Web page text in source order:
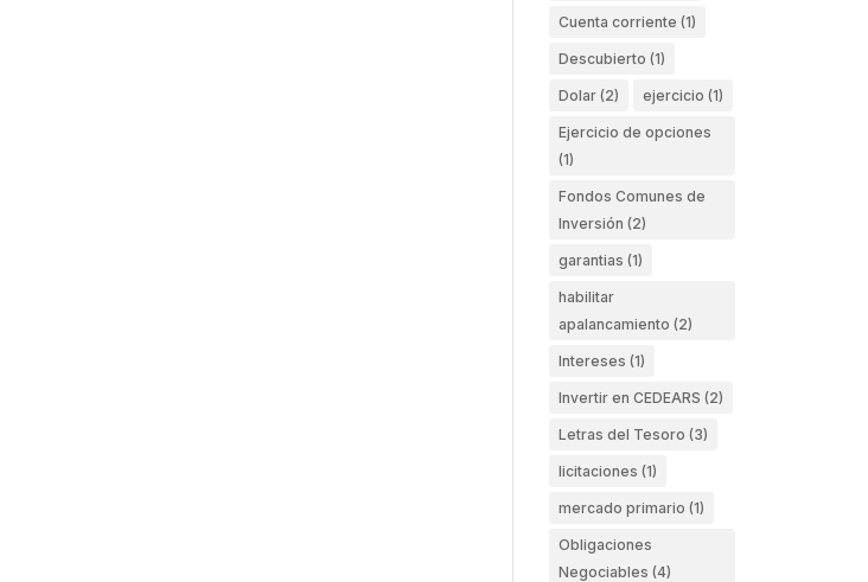
Cuenta corriente (1)
Descubierto (1)
Dolar (2) ejercicio (1)
Ejercicio de opciones
(1)
Fondos Comunes de
Inversión (2)
garantias (1)
habilitar
apalancamiento (2)
Intereses (1)
Invertir en CEDEARS (2)
Letras del Tesoro (3)
licitaciones (1)
mercado primario (1)
Obligaciones
Negociables (4)